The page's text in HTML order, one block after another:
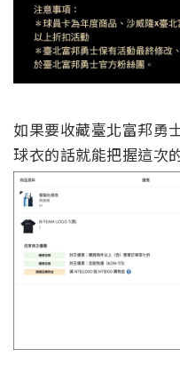
如果要收藏臺北富邦勇
球衣的話就能把握這次